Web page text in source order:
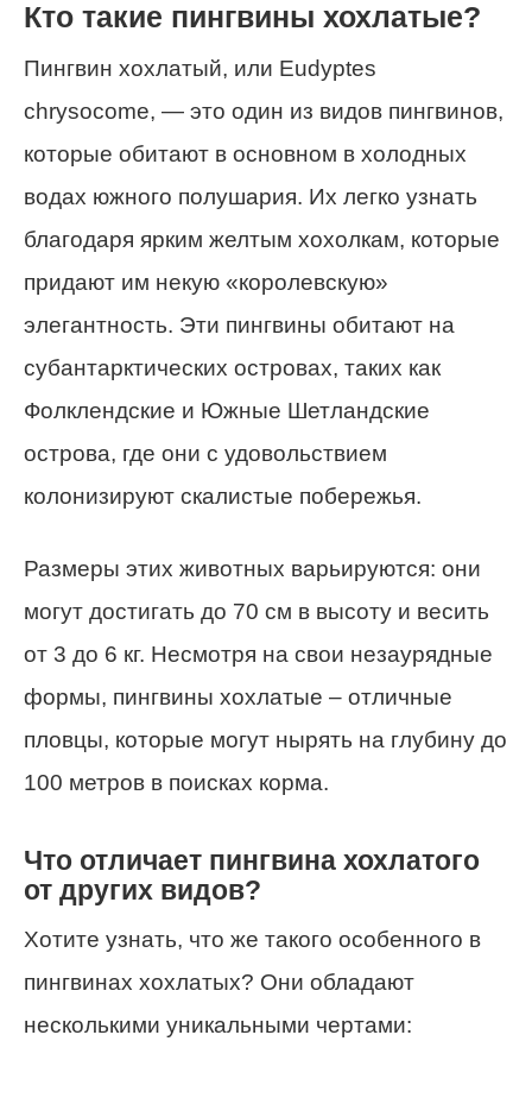
Кто такие пингвины хохлатые?
Пингвин хохлатый, или Eudyptes
chrysocome, — это один из видов пингвинов,
которые обитают в основном в холодных
водах южного полушария. Их легко узнать
благодаря ярким желтым хохолкам, которые
придают им некую «королевскую»
элегантность. Эти пингвины обитают на
субантарктических островах, таких как
Фолклендские и Южные Шетландские
острова, где они с удовольствием
колонизируют скалистые побережья.
Размеры этих животных варьируются: они
могут достигать до 70 см в высоту и весить
от 3 до 6 кг. Несмотря на свои незаурядные
формы, пингвины хохлатые – отличные
пловцы, которые могут нырять на глубину до
100 метров в поисках корма.
Что отличает пингвина хохлатого
от других видов?
Хотите узнать, что же такого особенного в
пингвинах хохлатых? Они обладают
несколькими уникальными чертами: